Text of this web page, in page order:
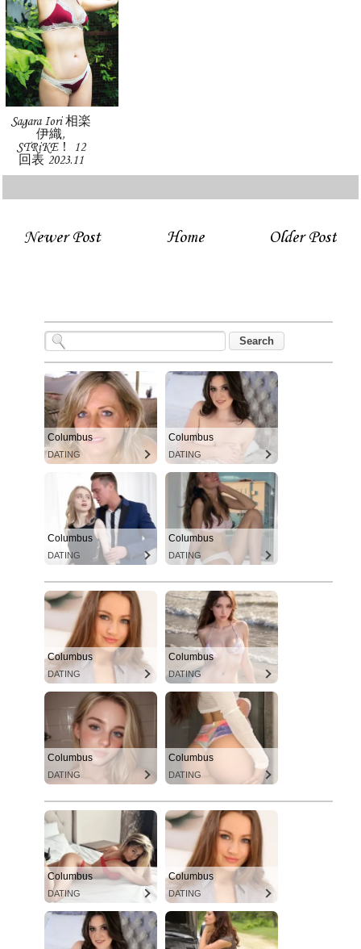
Sagara Iori 相楽
伊織,
STRiKE！ 12
回表 2023.11
Newer Post Older Post
Home
Columbus
DATING
Columbus
DATING
Columbus
DATING
Columbus
DATING
Columbus
DATING
Columbus
DATING
Columbus
DATING
Columbus
DATING
Columbus
DATING
Columbus
DATING